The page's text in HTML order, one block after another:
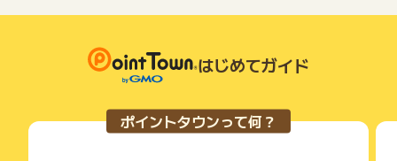
い物を複数回ご利用された場合
て一度でも同サービス・お買い物を利用されたことがある場合
ご利用前には、Cookieの削除をおこなっていただくことを推奨
サービス・お買い物利用時にお電話など2つ以上の申し込み方
法がある場合、必ずサイト上のWEBフォームからお申し込みく
条件を達成しているかどうかは各広告主ではなく、代理店が行
っているため、広告主はポイントに関する詳細を把握しており
そのため、ポイントタウンのポイントに関するお問い合わせを
広告主様に直接行わないようお願いいたします。
[3]国内最長の無料お預かり15ヶ月
などの特徴があります。
また、しみ抜きに定評があり、
はじめてガイド
ポイントタウンって何？